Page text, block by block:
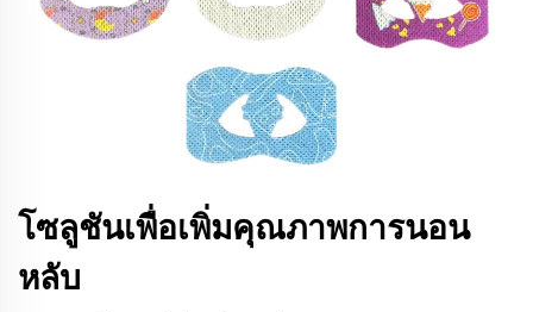
โซลูชันเพื่อเพิ่มคุณภาพการนอน
หลับ